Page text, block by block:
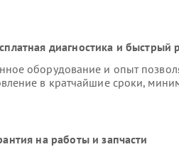
диагностика и быстрый
оборудование и опыт
в кратчайшие сроки,
на работы и запчасти